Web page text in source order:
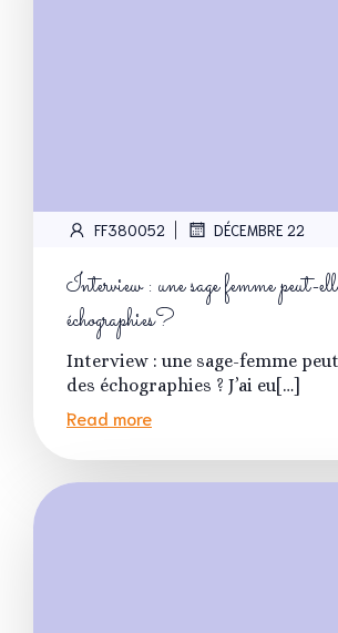
FF380052 | DÉCEMBRE 22
Interview : une sage femme peut-
échographies?
Interview : une sage-femme
des échographies ? J’ai eu[…]
Read more